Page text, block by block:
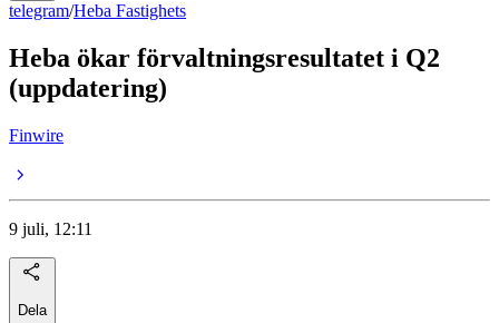
telegram/Heba Fastighets
Heba ökar förvaltningsresultatet i Q2
(uppdatering)
Finwire
9 juli, 12:11
Dela